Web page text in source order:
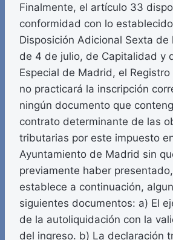
Finalmente, el artículo 33
conformidad con lo
Disposición Adicional Sexta
de 4 de julio, de Capitalidad y
Especial de Madrid, el
no practicará la inscripción
ningún documento que
contrato determinante de las
tributarias por este impuesto
Ayuntamiento de Madrid sin
previamente haber
establece a continuación,
siguientes documentos: a) El
de la autoliquidación con la
del ingreso. b) La declaración